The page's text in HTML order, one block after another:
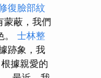
復臉部紋
蒙蔽，我們
士林整
跡象，我
據親愛的